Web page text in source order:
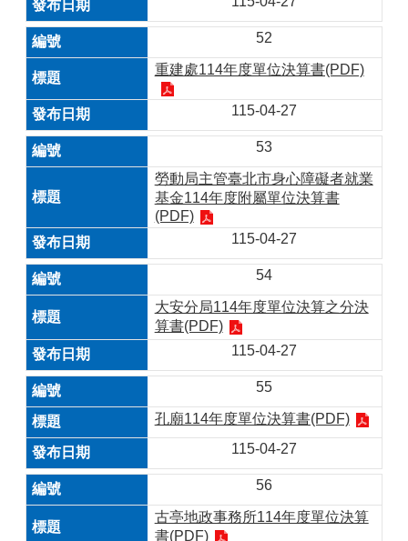
52
重建處114年度單位決算書(PDF)
115-04-27
53
勞動局主管臺北市身心障礙者就業
基金114年度附屬單位決算書
(PDF)
115-04-27
54
大安分局114年度單位決算之分決
算書(PDF)
115-04-27
55
孔廟114年度單位決算書(PDF)
115-04-27
56
古亭地政事務所114年度單位決算
書(PDF)